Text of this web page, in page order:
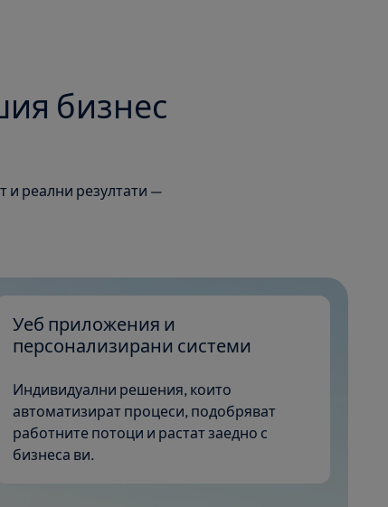
бизнес
и реални резултати —
Уеб приложения и
персонализирани системи
Индивидуални решения, които
автоматизират процеси, подобряват
работните потоци и растат заедно с
бизнеса ви.